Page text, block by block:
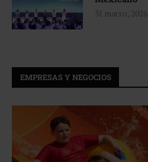
31 marzo, 2026
EMPRESAS Y NEGOCIOS